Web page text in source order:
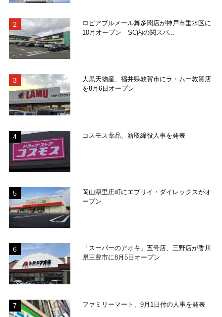
ロピアブルメール舞多聞店が神戸市垂水区に
10月オープン SC内の関スパ...
大黒天物産、福井県敦賀市にラ・ムー敦賀店
を8月6日オープン
コスモス薬品、新取締役人事を発表
岡山県里庄町にエブリイ・ダイレックスがオ
ープン
「スーパーのアオキ」五号店、三野店が香川
県三豊市に8月5日オープン
ファミリーマート、9月1日付の人事を発表